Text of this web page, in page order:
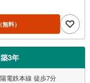
（無料）
3年
電鉄本線 徒歩7分